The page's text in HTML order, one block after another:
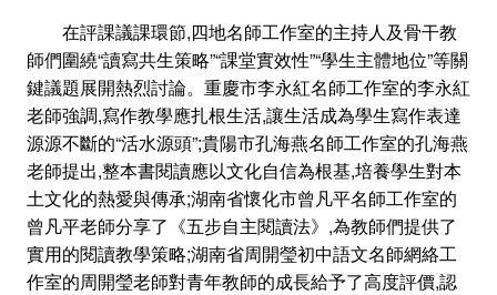
在評課議課環節,四地名師工作室的主持人及骨干教
師們圍繞“讀寫共生策略”“課堂實效性”“學生主體地位”等關
鍵議題展開熱烈討論。重慶市李永紅名師工作室的李永紅
老師強調,寫作教學應扎根生活,讓生活成為學生寫作表達
源源不斷的“活水源頭”;貴陽市孔海燕名師工作室的孔海燕
老師提出,整本書閱讀應以文化自信為根基,培養學生對本
土文化的熱愛與傳承;湖南省懷化市曾凡平名師工作室的
曾凡平老師分享了《五步自主閱讀法》,為教師們提供了
實用的閱讀教學策略;湖南省周開瑩初中語文名師網絡工
作室的周開瑩老師對青年教師的成長給予了高度評價,認